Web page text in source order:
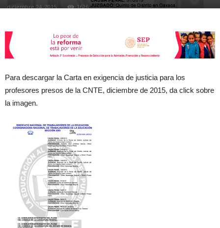
XXII
diciembre 24, 2015 1626
Para descargar la Carta en exigencia de justicia para los
profesores presos de la CNTE, diciembre de 2015, da click sobre
la imagen.